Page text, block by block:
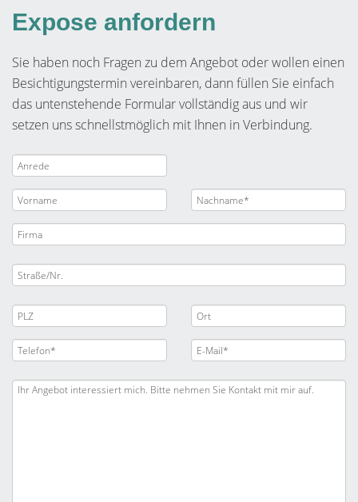
Expose anfordern
Sie haben noch Fragen zu dem Angebot oder wollen einen
Besichtigungstermin vereinbaren, dann füllen Sie einfach
das untenstehende Formular vollständig aus und wir
setzen uns schnellstmöglich mit Ihnen in Verbindung.